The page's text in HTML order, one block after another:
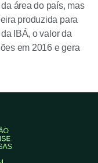
área do país, mas
produzida para
IBÁ, o valor da
em 2016 e gera